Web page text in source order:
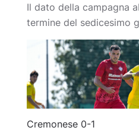
Il dato della campagna
termine del sedicesimo
Cremonese 0-1